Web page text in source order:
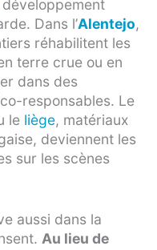
développement
Dans l’Alentejo,
réhabilitent les
terre crue ou en
dans des
responsables. Le
le liège, matériaux
deviennent les
sur les scènes
aussi dans la
Au lieu de